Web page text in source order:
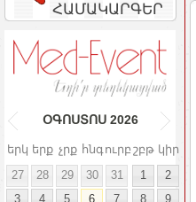
ՀԱՄԱԿԱՐԳԵՐ
ՕԳՈՍՏՈՍ 2026
երկ երք չրք հնգուրբ շբթ կիր
27
28 29 30 31 1
2
3
4 5 6 7 8
9